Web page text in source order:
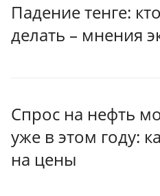
Падение тенге:
делать – мнения
Спрос на нефть
уже в этом году:
на цены